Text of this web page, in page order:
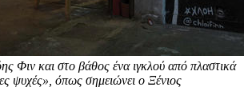
Φιν και στο βάθος ένα ιγκλού από πλαστικά
ψυχές», όπως σημειώνει ο Ξένιος